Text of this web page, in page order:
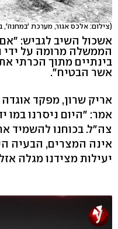
(צילום: אלכס אגור, מערכת 'במחנה',
אשכול השיב לגביש:
הממשלה מרומה על ידי
בינתיים מתוך הכרתי
אשר הבטיח".
אמר: "היום ניסרנו במו
צה"ל. בכוחנו להשמיד
אינה המצרים, הבעיה
יעילות מצידנו מגלה